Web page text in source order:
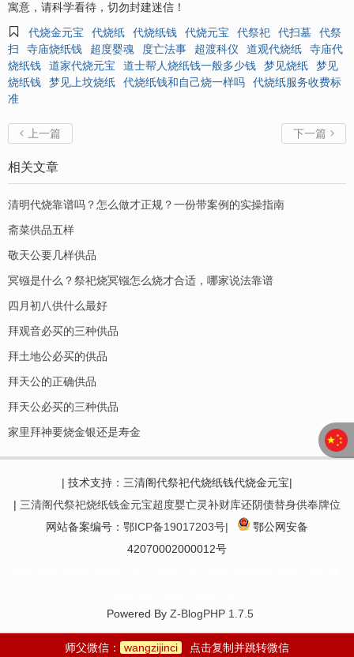
寓意，请科学看待，切勿封建迷信！

代烧金元宝 代烧纸 代烧纸钱 代烧元宝 代祭祀 代扫墓
代祭
扫
寺庙烧纸钱 超度婴魂 度亡法事 超渡科仪 道观代烧纸
寺庙代
烧纸钱
道家代烧元宝 道士帮人烧纸钱一般多少钱 梦见烧纸
梦见
烧纸钱
梦见上坟烧纸 代烧纸钱和自己烧一样吗
代烧纸服务收费标
准
 上一篇 下一篇 
相关文章
清明代烧靠谱吗？怎么做才正规？一份带案例的实操指南
斋菜供品五样
敬天公要几样供品
冥镪是什么？祭祀烧冥镪怎么烧才合适，哪家说法靠谱
四月初八供什么最好
拜观音必买的三种供品
拜土地公必买的供品
拜天公的正确供品
拜天公必买的三种供品
家里拜神要烧金银还是寿金
| 技术支持：三清阁代祭祀代烧纸钱代烧金元宝|
| 三清阁代祭祀烧纸钱金元宝超度婴亡灵补财库还阴债替身供奉牌位
网站备案编号： 鄂ICP备19017203号|
鄂公网安备
42070002000012号
Powered By Z-BlogPHP 1.7.5
师父微信： wangzijinci 点击复制并跳转微信